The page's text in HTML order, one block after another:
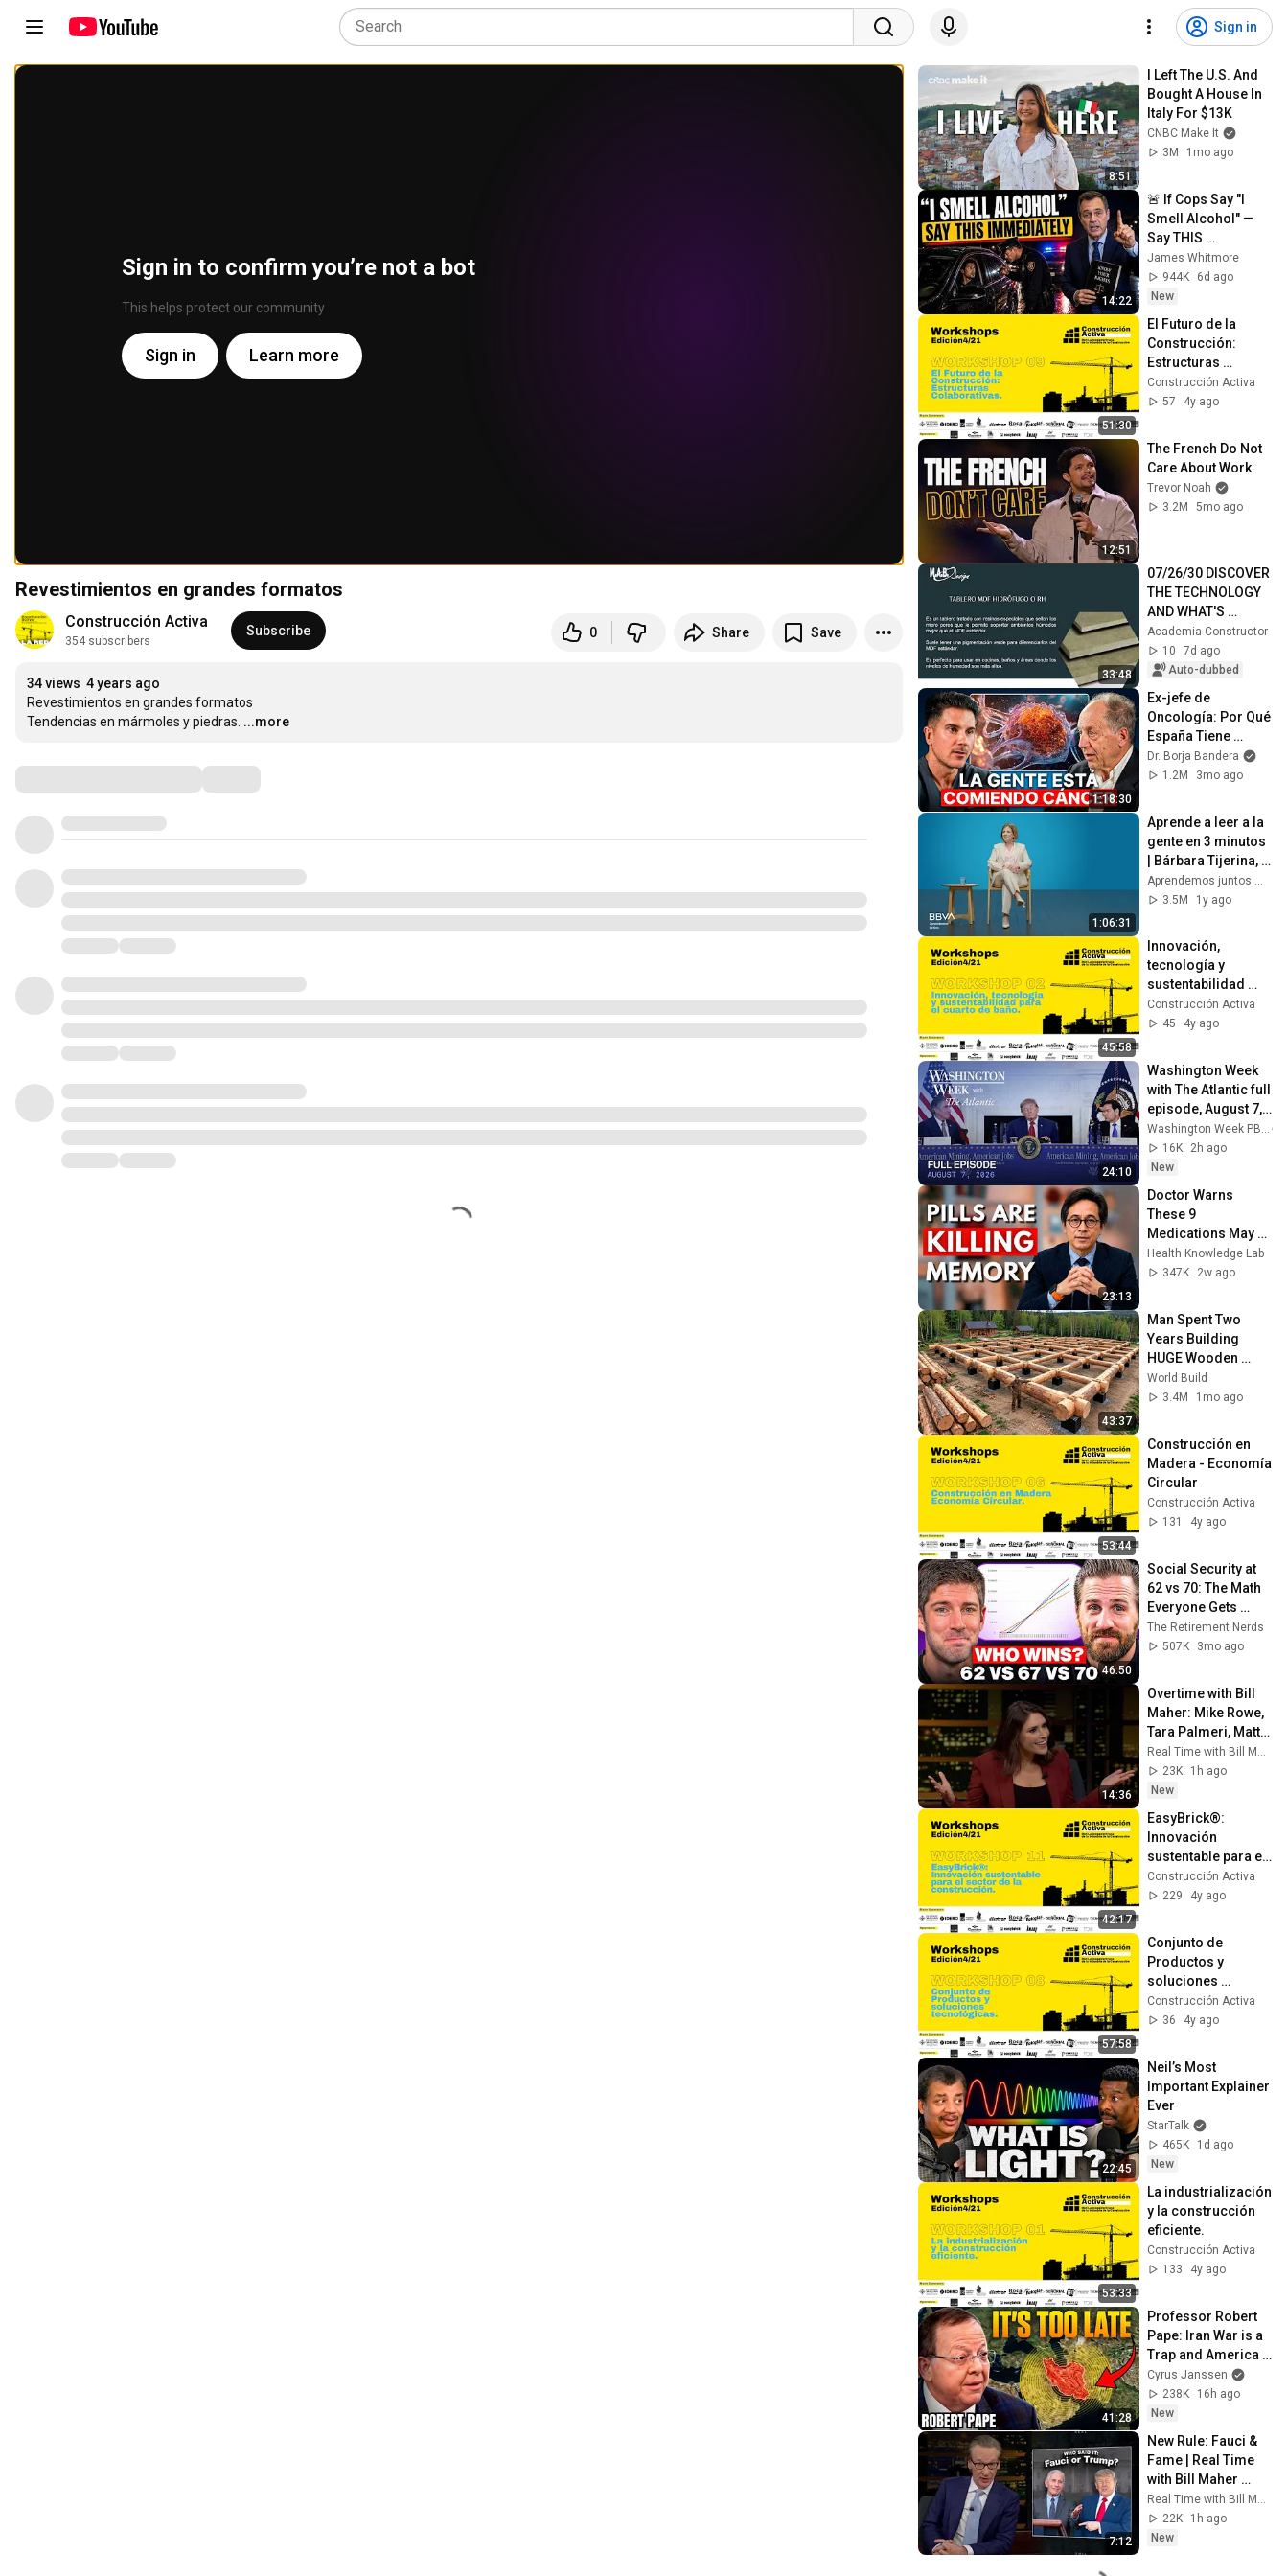
Sign in
Sign in to confirm you’re not a bot
This helps protect our community
Sign in Learn more
Revestimientos en grandes formatos
Construcción Activa
354 subscribers
Subscribe 0 Share Save
34 views 4 years ago
Revestimientos en grandes formatos
Tendencias en mármoles y piedras. ...more
8:51
I Left The U.S. And
Bought A House In
Italy For $13K
CNBC Make It
3M
1mo ago
14:22
🚨 If Cops Say "I
Smell Alcohol" —
Say THIS
Immediately (It's a
Trap)
James Whitmore
944K
6d ago
New
51:30
El Futuro de la
Construcción:
Estructuras
Colaborativas
Construcción Activa
57
4y ago
12:51
The French Do Not
Care About Work
Trevor Noah
3.2M
5mo ago
33:48
07/26/30 DISCOVER
THE TECHNOLOGY
AND WHAT'S
BEHIND THE
MATALLIC LINE -
MAB DESIGN
Academia Constructor
10
7d ago
Auto-dubbed
1:18:30
Ex-jefe de
Oncología: Por Qué
España Tiene
Tantos Casos de
Cáncer (la
Dr. Borja Bandera
1.2M
3mo ago
1:06:31
Aprende a leer a la
gente en 3 minutos
| Bárbara Tijerina,
experta en
comunicación no
3.5M
1y ago
45:58
Innovación,
tecnología y
sustentabilidad
para el cuarto de
baño
Construcción Activa
45
4y ago
24:10
Washington Week
with The Atlantic full
episode, August 7,
2026
Washington Week PBS
16K
2h ago
New
23:13
Doctor Warns
These 9
Medications May
Cause Memory
Loss After 60 - Dr.
Health Knowledge Lab
347K
2w ago
43:37
Man Spent Two
Years Building
HUGE Wooden
House for his
Family | Start to
@bjornbrenton
World Build
3.4M
1mo ago
53:44
Construcción en
Madera - Economía
Circular
Construcción Activa
131
4y ago
46:50
Social Security at
62 vs 70: The Math
Everyone Gets
Wrong
The Retirement Nerds
507K
3mo ago
14:36
Overtime with Bill
Maher: Mike Rowe,
Tara Palmeri, Matt
Welch (HBO)
Real Time with Bill Maher
23K
1h ago
New
42:17
EasyBrick®:
Innovación
sustentable para el
sector de la
construcción
Construcción Activa
229
4y ago
57:58
Conjunto de
Productos y
soluciones
tecnológicas
Construcción Activa
36
4y ago
22:45
Neil’s Most
Important Explainer
Ever
StarTalk
465K
1d ago
New
53:33
La industrialización
y la construcción
eficiente.
Construcción Activa
133
4y ago
41:28
Professor Robert
Pape: Iran War is a
Trap and America
Has No Way Out!
Cyrus Janssen
238K
16h ago
New
7:12
New Rule: Fauci &
Fame | Real Time
with Bill Maher
(HBO)
22K
1h ago
New